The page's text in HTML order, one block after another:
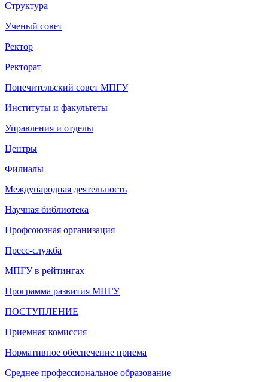
Структура
Ученый совет
Ректор
Ректорат
Попечительский совет МПГУ
Институты и факультеты
Управления и отделы
Центры
Филиалы
Международная деятельность
Научная библиотека
Профсоюзная организация
Пресс-служба
МПГУ в рейтингах
Программа развития МПГУ
ПОСТУПЛЕНИЕ
Приемная комиссия
Нормативное обеспечение приема
Среднее профессиональное образование